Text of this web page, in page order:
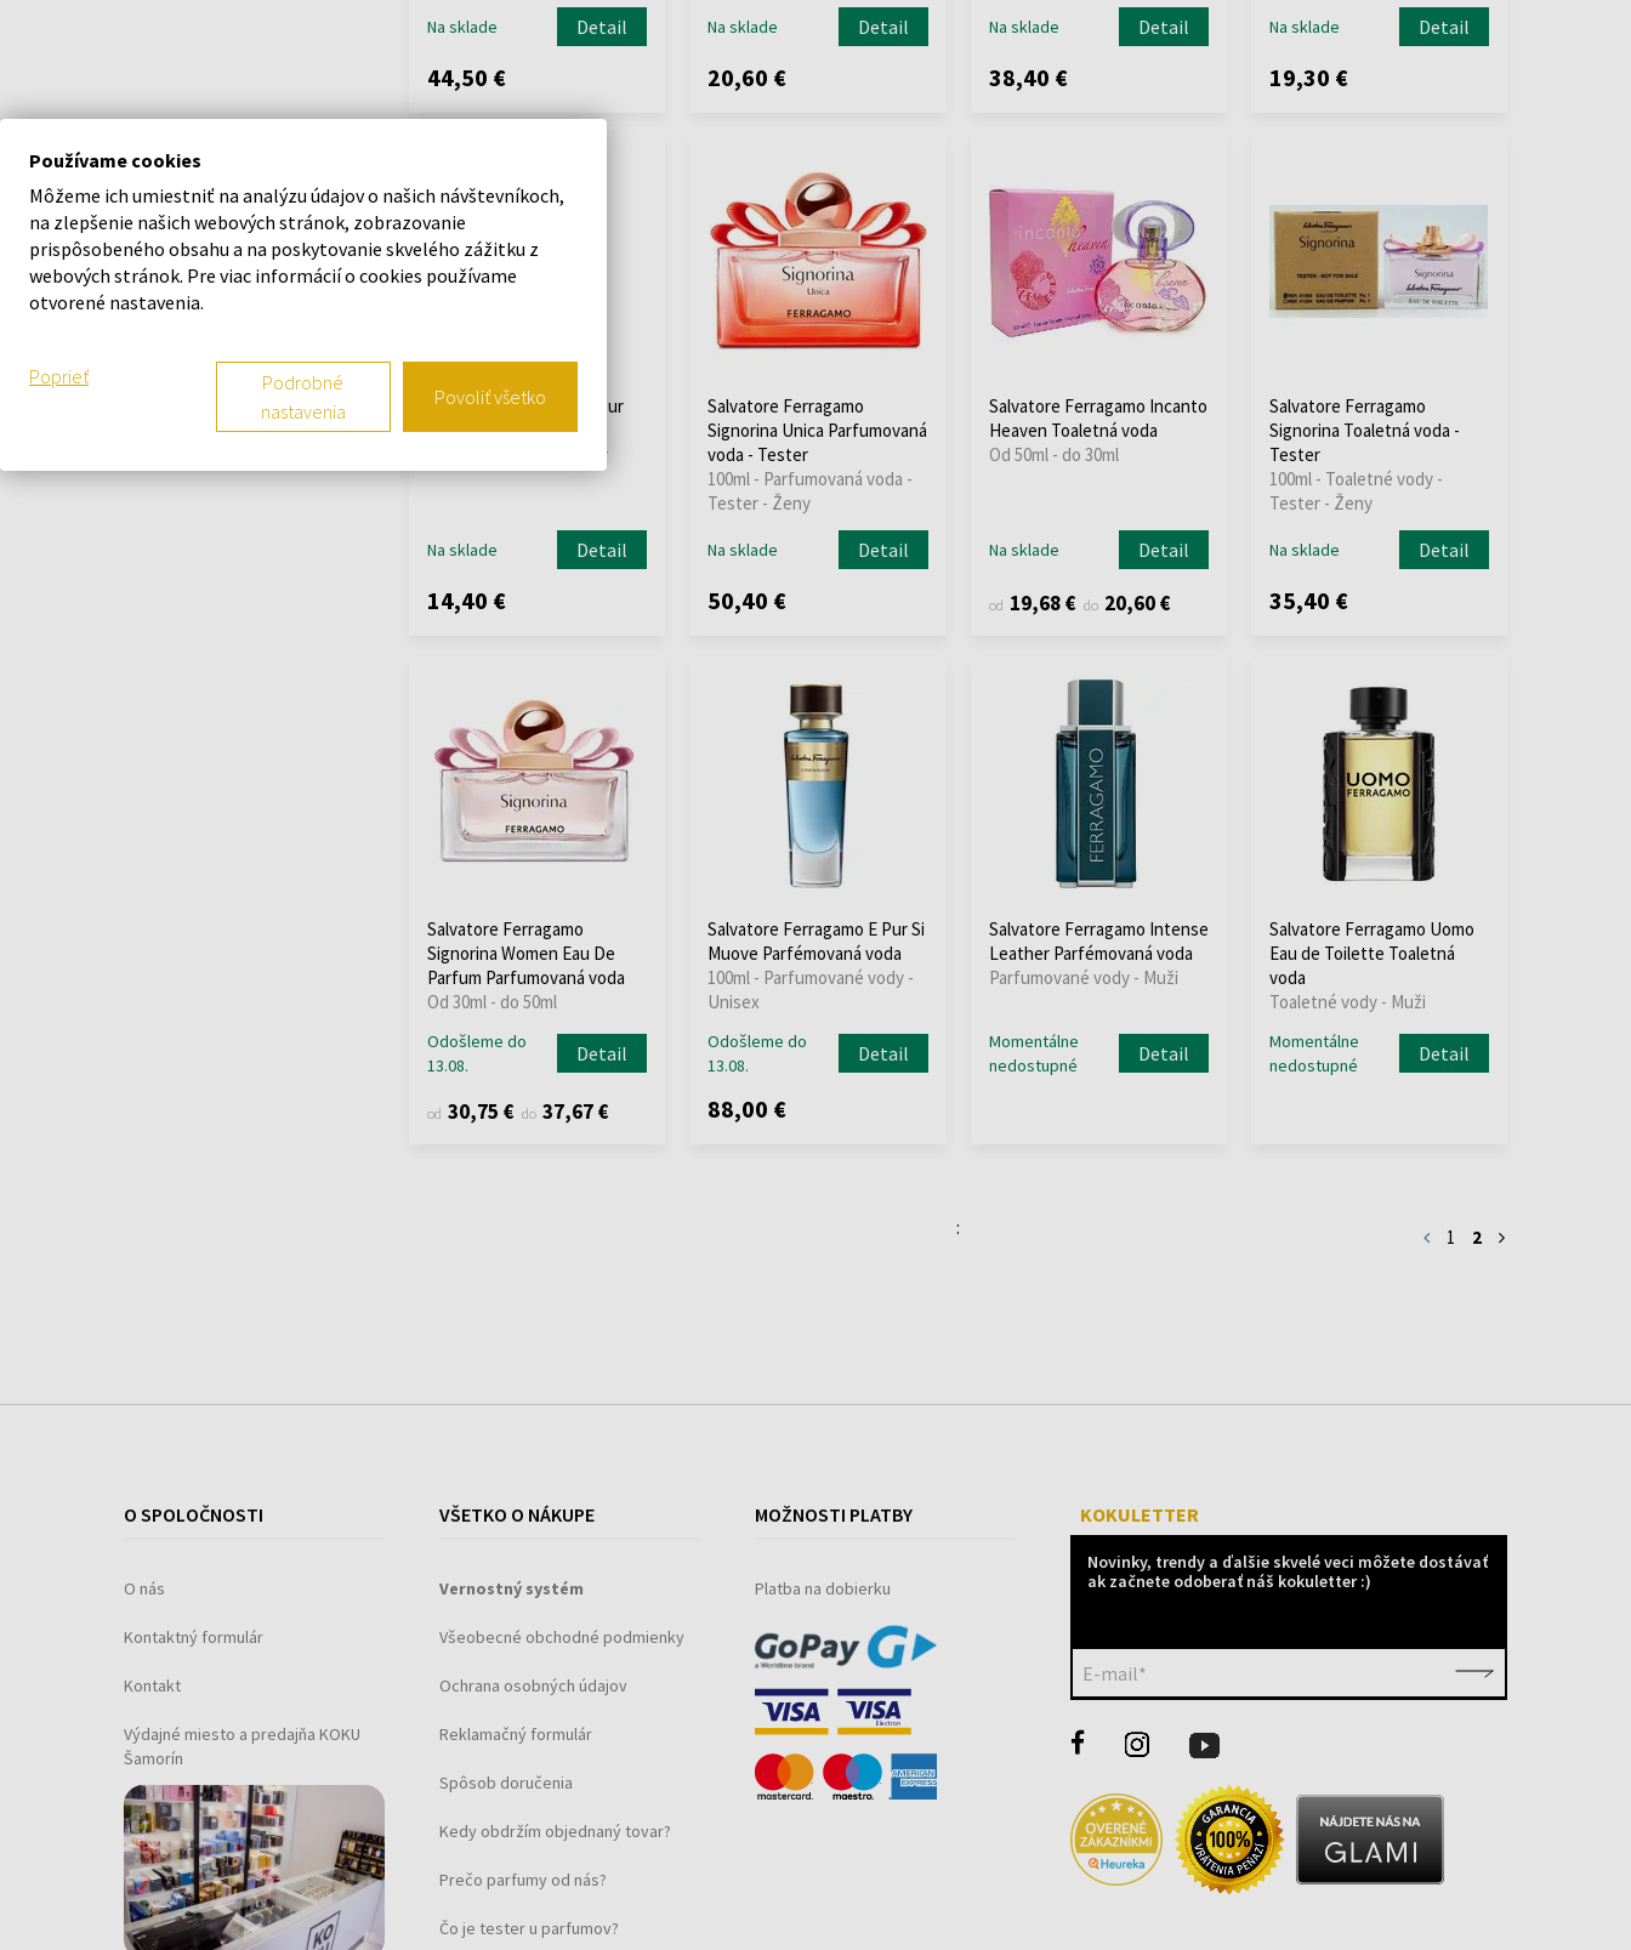
Na sklade Detail
44,50 €
Na sklade Detail
20,60 €
Na sklade Detail
38,40 €
Na sklade Detail
19,30 €
Salvatore Ferragamo Pour
Femme Deospray
100ml - Deospray - Ženy
Na sklade Detail
14,40 €
Salvatore Ferragamo
Signorina Unica Parfumovaná
voda - Tester
100ml - Parfumovaná voda -
Tester - Ženy
Na sklade Detail
50,40 €
Salvatore Ferragamo Incanto
Heaven Toaletná voda
Od 50ml - do 30ml
Na sklade Detail
od 19,68 € do 20,60 €
Salvatore Ferragamo
Signorina Toaletná voda -
Tester
100ml - Toaletné vody -
Tester - Ženy
Na sklade Detail
35,40 €
Salvatore Ferragamo
Signorina Women Eau De
Parfum Parfumovaná voda
Od 30ml - do 50ml
Odošleme do
13.08.
Detail
od 30,75 € do 37,67 €
Salvatore Ferragamo E Pur Si
Muove Parfémovaná voda
100ml - Parfumované vody -
Unisex
Odošleme do
13.08.
Detail
88,00 €
Salvatore Ferragamo Intense
Leather Parfémovaná voda
Parfumované vody - Muži
Momentálne
nedostupné
Detail
Salvatore Ferragamo Uomo
Eau de Toilette Toaletná
voda
Toaletné vody - Muži
Momentálne
nedostupné
Detail
: 1 2
O SPOLOČNOSTI
O nás
Kontaktný formulár
Kontakt
Výdajné miesto a predajňa KOKU
Šamorín
VŠETKO O NÁKUPE
Vernostný systém
Všeobecné obchodné podmienky
Ochrana osobných údajov
Reklamačný formulár
Spôsob doručenia
Kedy obdržím objednaný tovar?
Prečo parfumy od nás?
Čo je tester u parfumov?
MOŽNOSTI PLATBY
Platba na dobierku
KOKULETTER
Novinky, trendy a ďalšie skvelé veci môžete dostávať
ak začnete odoberať náš kokuletter :)
E-mail*
Používame cookies
Môžeme ich umiestniť na analýzu údajov o našich návštevníkoch,
na zlepšenie našich webových stránok, zobrazovanie
prispôsobeného obsahu a na poskytovanie skvelého zážitku z
webových stránok. Pre viac informácií o cookies používame
otvorené nastavenia.
Poprieť
Podrobné
nastavenia
Povoliť všetko